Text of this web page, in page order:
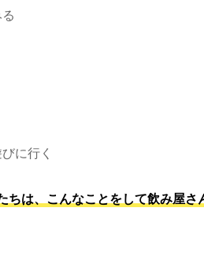
に行く
ちは、こんなことをして飲み屋さ